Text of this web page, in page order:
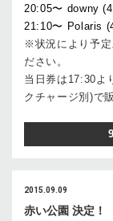
20:05〜 downy
21:10〜 Polaris
※状況により予定
ださい。
当日券は17:30よ
クチャージ別)で
2015.09.09
赤い公園 決定！